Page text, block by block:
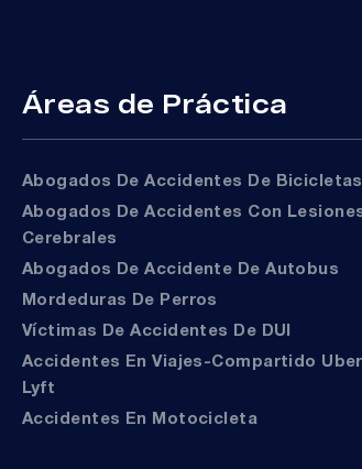
Áreas de Práctica
Abogados De Accidentes De Bicicletas
Abogados De Accidentes Con Lesiones
Cerebrales
Abogados De Accidente De Autobus
Mordeduras De Perros
Víctimas De Accidentes De DUI
Accidentes En Viajes-Compartido Uber Y
Lyft
Accidentes En Motocicleta